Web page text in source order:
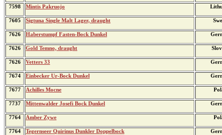
7598 Mintis Pakruojo
7605 Sigtuna Single Malt Lager, draught
7626 Haberstumpf Fasten-Bock Dunkel
7626 Gold Temno, draught
7626 Vetters 33
7674 Einbecker Ur-Bock Dunkel
7677 Achilles Mocne
7737 Mittenwalder Josefi Bock Dunkel
7764 Amber Zywe
7764 Tegernseer Quirinus Dunkler Doppelbock